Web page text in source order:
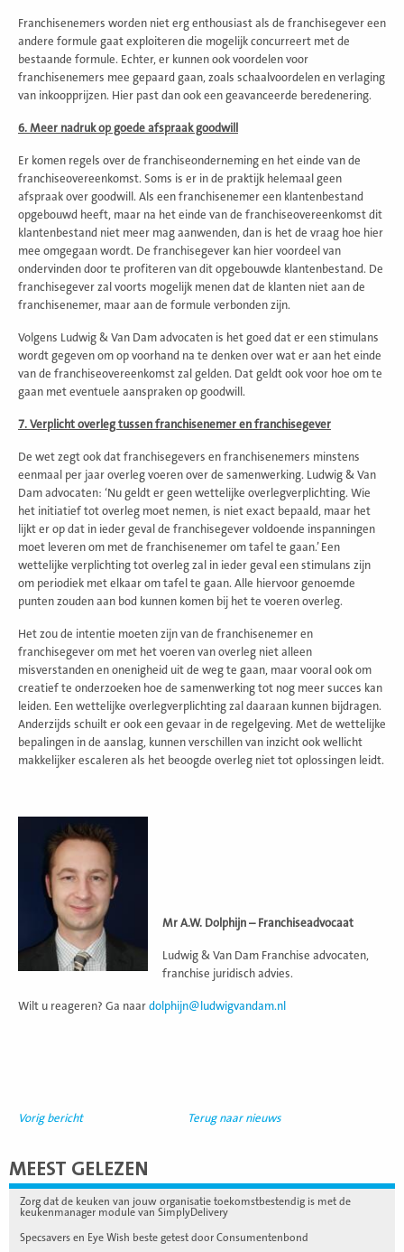
Franchisenemers worden niet erg enthousiast als de franchisegever een
andere formule gaat exploiteren die mogelijk concurreert met de
bestaande formule. Echter, er kunnen ook voordelen voor
franchisenemers mee gepaard gaan, zoals schaalvoordelen en verlaging
van inkoopprijzen. Hier past dan ook een geavanceerde beredenering.
6. Meer nadruk op goede afspraak goodwill
Er komen regels over de franchiseonderneming en het einde van de
franchiseovereenkomst. Soms is er in de praktijk helemaal geen
afspraak over goodwill. Als een franchisenemer een klantenbestand
opgebouwd heeft, maar na het einde van de franchiseovereenkomst dit
klantenbestand niet meer mag aanwenden, dan is het de vraag hoe hier
mee omgegaan wordt. De franchisegever kan hier voordeel van
ondervinden door te profiteren van dit opgebouwde klantenbestand. De
franchisegever zal voorts mogelijk menen dat de klanten niet aan de
franchisenemer, maar aan de formule verbonden zijn.
Volgens Ludwig & Van Dam advocaten is het goed dat er een stimulans
wordt gegeven om op voorhand na te denken over wat er aan het einde
van de franchiseovereenkomst zal gelden. Dat geldt ook voor hoe om te
gaan met eventuele aanspraken op goodwill.
7. Verplicht overleg tussen franchisenemer en franchisegever
De wet zegt ook dat franchisegevers en franchisenemers minstens
eenmaal per jaar overleg voeren over de samenwerking. Ludwig & Van
Dam advocaten: ‘Nu geldt er geen wettelijke overlegverplichting. Wie
het initiatief tot overleg moet nemen, is niet exact bepaald, maar het
lijkt er op dat in ieder geval de franchisegever voldoende inspanningen
moet leveren om met de franchisenemer om tafel te gaan.’ Een
wettelijke verplichting tot overleg zal in ieder geval een stimulans zijn
om periodiek met elkaar om tafel te gaan. Alle hiervoor genoemde
punten zouden aan bod kunnen komen bij het te voeren overleg.
Het zou de intentie moeten zijn van de franchisenemer en
franchisegever om met het voeren van overleg niet alleen
misverstanden en onenigheid uit de weg te gaan, maar vooral ook om
creatief te onderzoeken hoe de samenwerking tot nog meer succes kan
leiden. Een wettelijke overlegverplichting zal daaraan kunnen bijdragen.
Anderzijds schuilt er ook een gevaar in de regelgeving. Met de wettelijke
bepalingen in de aanslag, kunnen verschillen van inzicht ook wellicht
makkelijker escaleren als het beoogde overleg niet tot oplossingen leidt.
Mr A.W. Dolphijn – Franchiseadvocaat
Ludwig & Van Dam Franchise advocaten,
franchise juridisch advies.
Wilt u reageren? Ga naar dolphijn@ludwigvandam.nl
Vorig bericht Terug naar nieuws
MEEST GELEZEN
Zorg dat de keuken van jouw organisatie toekomstbestendig is met de
keukenmanager module van SimplyDelivery
Specsavers en Eye Wish beste getest door Consumentenbond